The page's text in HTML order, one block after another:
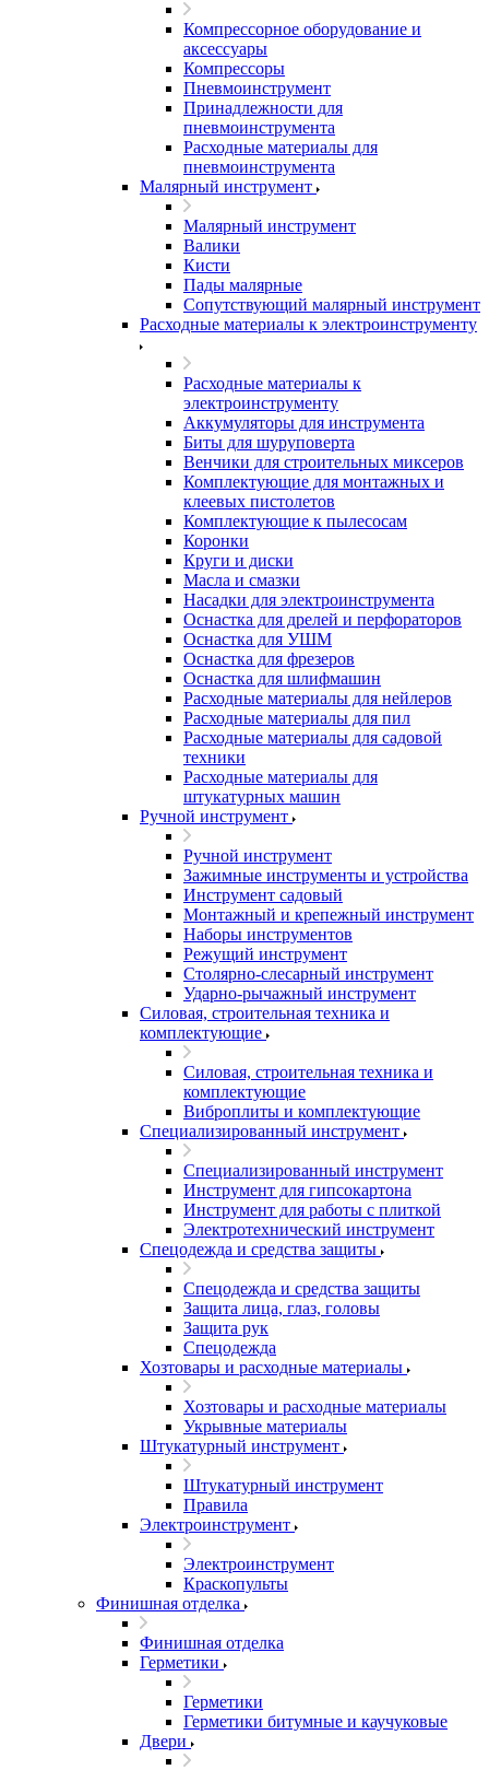
Компрессорное оборудование и
аксессуары
Компрессоры
Пневмоинструмент
Принадлежности для
пневмоинструмента
Расходные материалы для
пневмоинструмента
Малярный инструмент
Малярный инструмент
Валики
Кисти
Пады малярные
Сопутствующий малярный инструмент
Расходные материалы к электроинструменту
Расходные материалы к
электроинструменту
Аккумуляторы для инструмента
Биты для шуруповерта
Венчики для строительных миксеров
Комплектующие для монтажных и
клеевых пистолетов
Комплектующие к пылесосам
Коронки
Круги и диски
Масла и смазки
Насадки для электроинструмента
Оснастка для дрелей и перфораторов
Оснастка для УШМ
Оснастка для фрезеров
Оснастка для шлифмашин
Расходные материалы для нейлеров
Расходные материалы для пил
Расходные материалы для садовой
техники
Расходные материалы для
штукатурных машин
Ручной инструмент
Ручной инструмент
Зажимные инструменты и устройства
Инструмент садовый
Монтажный и крепежный инструмент
Наборы инструментов
Режущий инструмент
Столярно-слесарный инструмент
Ударно-рычажный инструмент
Силовая, строительная техника и
комплектующие
Силовая, строительная техника и
комплектующие
Виброплиты и комплектующие
Специализированный инструмент
Специализированный инструмент
Инструмент для гипсокартона
Инструмент для работы с плиткой
Электротехнический инструмент
Спецодежда и средства защиты
Спецодежда и средства защиты
Защита лица, глаз, головы
Защита рук
Спецодежда
Хозтовары и расходные материалы
Хозтовары и расходные материалы
Укрывные материалы
Штукатурный инструмент
Штукатурный инструмент
Правила
Электроинструмент
Электроинструмент
Краскопульты
Финишная отделка
Финишная отделка
Герметики
Герметики
Герметики битумные и каучуковые
Двери